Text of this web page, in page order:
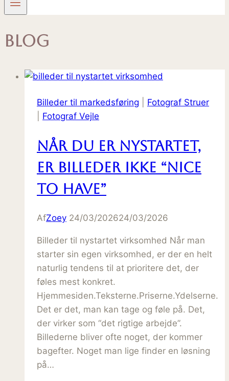
Blog
Billeder til markedsføring
Fotograf Struer
Fotograf Vejle
Når du er nystartet,
er billeder ikke “nice
to have”
AfZoey 24/03/202624/03/2026
Billeder til nystartet virksomhed Når man
starter sin egen virksomhed, er der en helt
naturlig tendens til at prioritere det, der
føles mest konkret.
Hjemmesiden.Teksterne.Priserne.Ydelserne.
Det er det, man kan tage og føle på. Det,
der virker som “det rigtige arbejde”.
Billederne bliver ofte noget, der kommer
bagefter. Noget man lige finder en løsning
på…